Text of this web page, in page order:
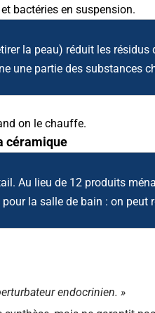
bactéries en suspension.
la peau) réduit les
une partie des substances
on le chauffe.
céramique
Au lieu de 12 produits
la salle de bain : on peut
endocrinien. »